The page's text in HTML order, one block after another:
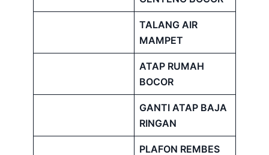
TALANG AIR
MAMPET
ATAP RUMAH
BOCOR
GANTI ATAP BAJA
RINGAN
PLAFON REMBES